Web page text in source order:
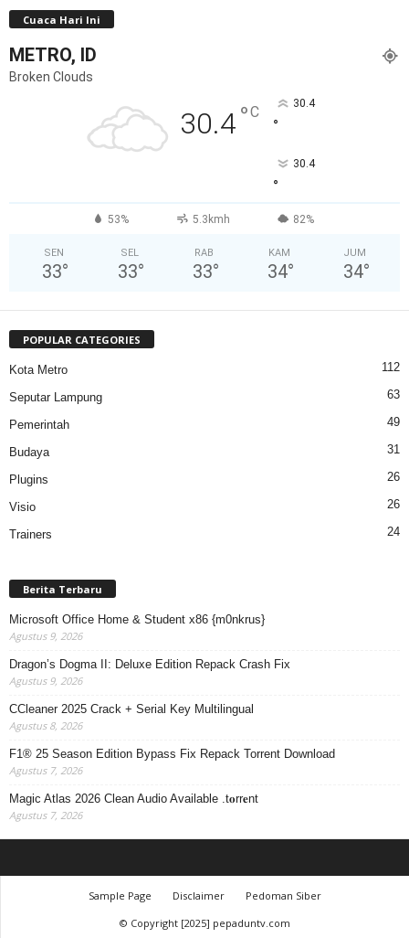
Cuaca Hari Ini
METRO, ID
Broken Clouds
30.4°C 30.4
°
30.4
°
53% 5.3kmh 82%
SEN
33°
SEL
33°
RAB
33°
KAM
34°
JUM
34°
POPULAR CATEGORIES
Kota Metro 112
Seputar Lampung 63
Pemerintah 49
Budaya 31
Plugins 26
Visio 26
Trainers 24
Berita Terbaru
Microsoft Office Home & Student x86 {m0nkrus}
Agustus 9, 2026
Dragon’s Dogma II: Deluxe Edition Repack Crash Fix
Agustus 9, 2026
CCleaner 2025 Crack + Serial Key Multilingual
Agustus 8, 2026
F1® 25 Season Edition Bypass Fix Repack Torrent Download
Agustus 7, 2026
Magic Atlas 2026 Clean Audio Available .t𝐨rr𝐞nt
Agustus 7, 2026
Sample Page Disclaimer
Pedoman Siber
© Copyright [2025] pepaduntv.com